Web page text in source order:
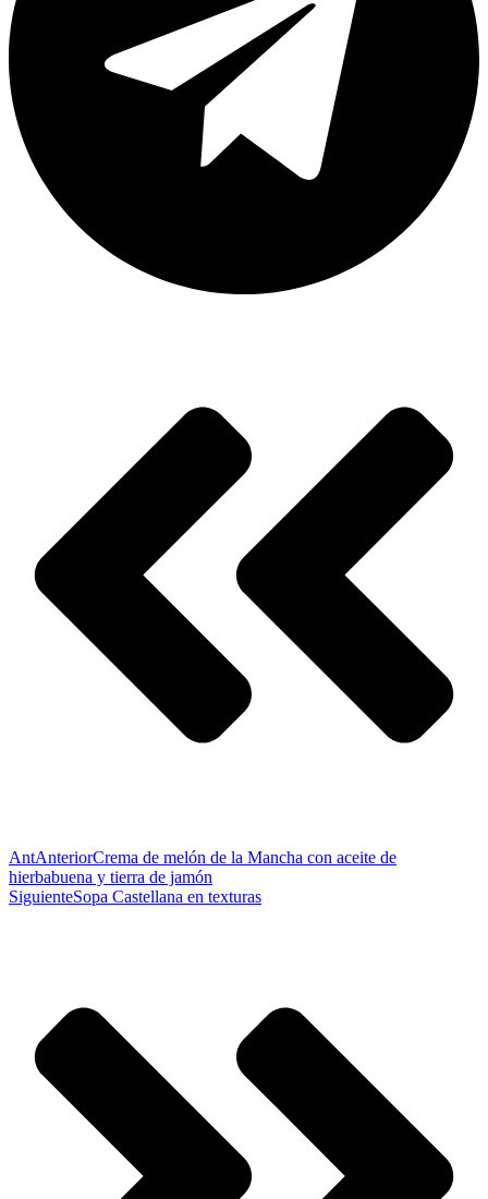
AntAnteriorCrema de melón de la Mancha con aceite de
hierbabuena y tierra de jamón
SiguienteSopa Castellana en texturas